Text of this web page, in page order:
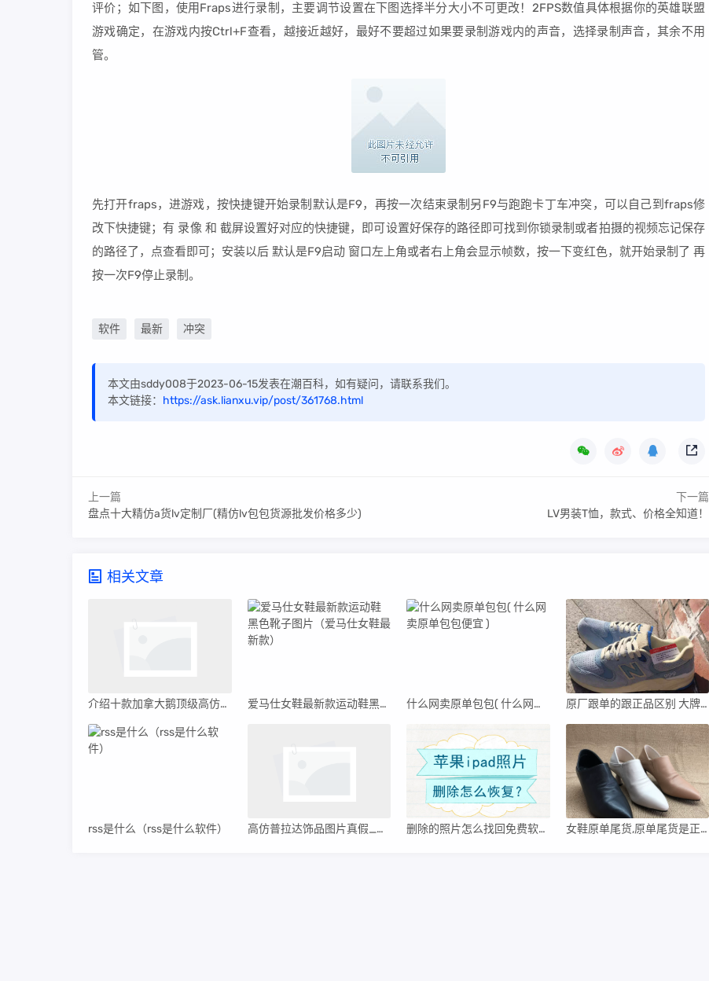
评价；如下图，使用Fraps进行录制，主要调节设置在下图选择半分大小不可更改！2FPS数值具体根据你的英雄联盟
游戏确定，在游戏内按Ctrl+F查看，越接近越好，最好不要超过如果要录制游戏内的声音，选择录制声音，其余不用
管。
先打开fraps，进游戏，按快捷键开始录制默认是F9，再按一次结束录制另F9与跑跑卡丁车冲突，可以自己到fraps修
改下快捷键；有 录像 和 截屏设置好对应的快捷键，即可设置好保存的路径即可找到你锁录制或者拍摄的视频忘记保存
的路径了，点查看即可；安装以后 默认是F9启动 窗口左上角或者右上角会显示帧数，按一下变红色，就开始录制了 再
按一次F9停止录制。
软件 最新 冲突
本文由sddy008于2023-06-15发表在潮百科，如有疑问，请联系我们。
本文链接： https://ask.lianxu.vip/post/361768.html
上一篇
盘点十大精仿a货lv定制厂(精仿lv包包货源批发价格多少)
下一篇
LV男装T恤，款式、价格全知道！
相关文章
介绍十款加拿大鹅顶级高仿_高仿加拿大鹅在线购买 爱马仕女鞋最新款运动鞋黑色靴子图片（爱马仕女鞋最新款） 什么网卖原单包包( 什么网卖原单包包便宜 ) 原厂跟单的跟正品区别 大牌原厂跟单违法吗(已更新)
rss是什么（rss是什么软件） 高仿普拉达饰品图片真假_高仿普拉达饰品图片真假辨别 删除的照片怎么找回免费软件（删除的照片怎么找回） 女鞋原单尾货,原单尾货是正品还是仿品